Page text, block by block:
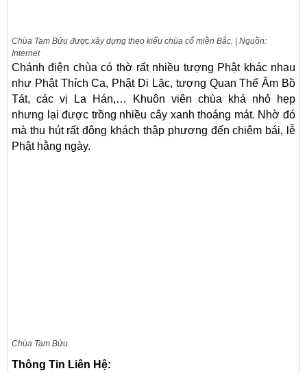
Chùa Tam Bửu được xây dựng theo kiểu chùa cổ miền Bắc. | Nguồn:
Internet
Chánh điện chùa có thờ rất nhiều tượng Phật khác nhau
như Phật Thích Ca, Phật Di Lặc, tượng Quan Thế Âm Bồ
Tát, các vị La Hán,… Khuôn viên chùa khá nhỏ hẹp
nhưng lại được trồng nhiều cây xanh thoáng mát. Nhờ đó
mà thu hút rất đông khách thập phương đến chiêm bái, lễ
Phật hằng ngày.
Chùa Tam Bửu
Thông Tin Liên Hệ: